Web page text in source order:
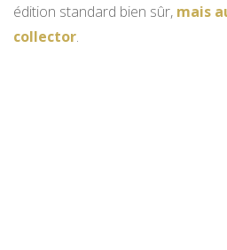
édition standard bien sûr, mais
collector.